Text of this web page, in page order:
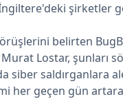
şirketler
belirten
Lostar, şunları
siber saldırganlara
her geçen gün